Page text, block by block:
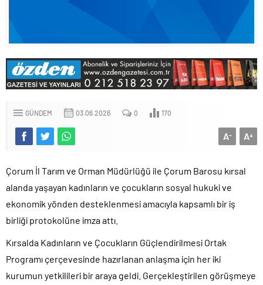
GÜNDEM 03.06.2026 0 170
A+
A-
Çorum İl Tarım ve Orman Müdürlüğü ile Çorum Barosu kırsal
alanda yaşayan kadınların ve çocukların sosyal hukuki ve
ekonomik yönden desteklenmesi amacıyla kapsamlı bir iş
birliği protokolüne imza attı.
Kırsalda Kadınların ve Çocukların Güçlendirilmesi Ortak
Programı çerçevesinde hazırlanan anlaşma için her iki
kurumun yetkilileri bir araya geldi. Gerçekleştirilen görüşmeye